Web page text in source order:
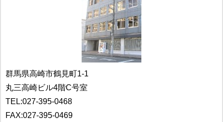
群馬県高崎市鶴見町1-1
丸三高崎ビル4階C号室
TEL:027-395-0468
FAX:027-395-0469